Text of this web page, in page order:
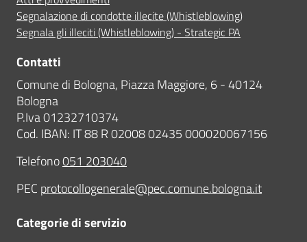
Segnalazione di condotte illecite (Whistleblowing)
Segnala gli illeciti (Whistleblowing) - Strategic PA
Contatti
Comune di Bologna, Piazza Maggiore, 6 - 40124
Bologna
P.Iva 01232710374
Cod. IBAN: IT 88 R 02008 02435 000020067156
Telefono051 203040
PEC protocollogenerale@pec.comune.bologna.it
Categorie di servizio